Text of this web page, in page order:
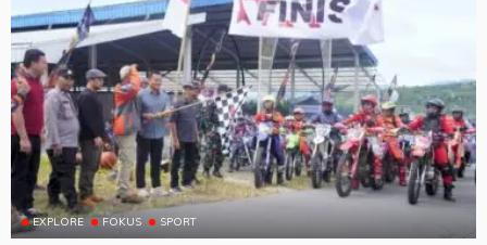
EXPLORE FOKUS SPORT